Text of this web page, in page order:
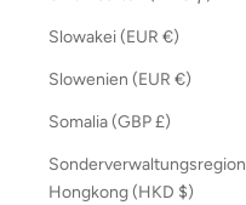
Slowakei (EUR €)
Slowenien (EUR €)
Somalia (GBP £)
Sonderverwaltungsregion
Hongkong (HKD $)